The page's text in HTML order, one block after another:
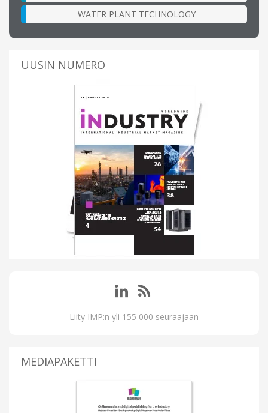
WATER PLANT TECHNOLOGY
UUSIN NUMERO
Liity IMP:n yli 155 000 seuraajaan
MEDIAPAKETTI